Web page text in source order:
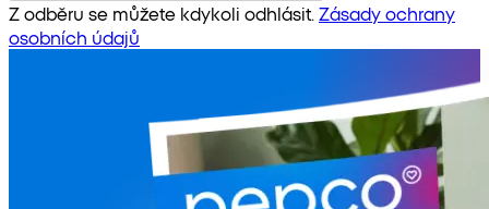
Z odběru se můžete kdykoli odhlásit. Zásady ochrany
osobních údajů